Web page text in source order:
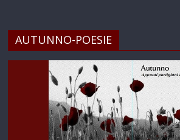
AUTUNNO-POESIE